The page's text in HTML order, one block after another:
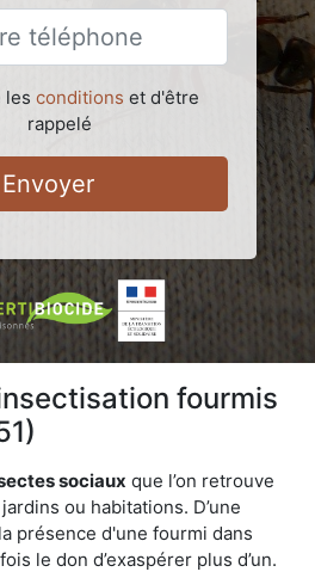
les conditions et d'être
rappelé
Envoyer
fourmis
sociaux que l’on retrouve
ou habitations. D’une
présence d'une fourmi dans
le don d’exaspérer plus d’un.